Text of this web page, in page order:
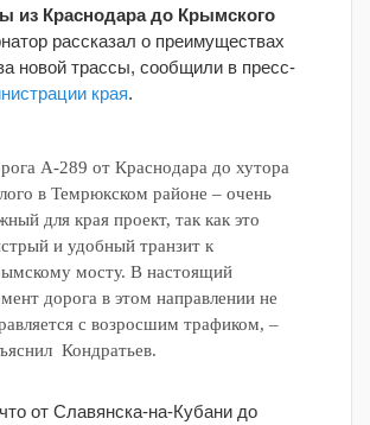
из Краснодара до Крымского
рассказал о преимуществах
новой трассы, сообщили в пресс-
края.
А-289 от Краснодара до хутора
в Темрюкском районе – очень
для края проект, так как это
и удобный транзит к
мосту. В настоящий
дорога в этом направлении не
с возросшим трафиком, –
Кондратьев.
от Славянска-на-Кубани до